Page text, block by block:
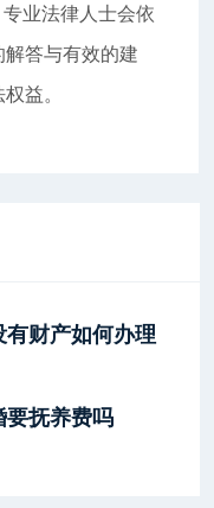
业法律人士会依
答与有效的建
益。
财产如何办理
要抚养费吗